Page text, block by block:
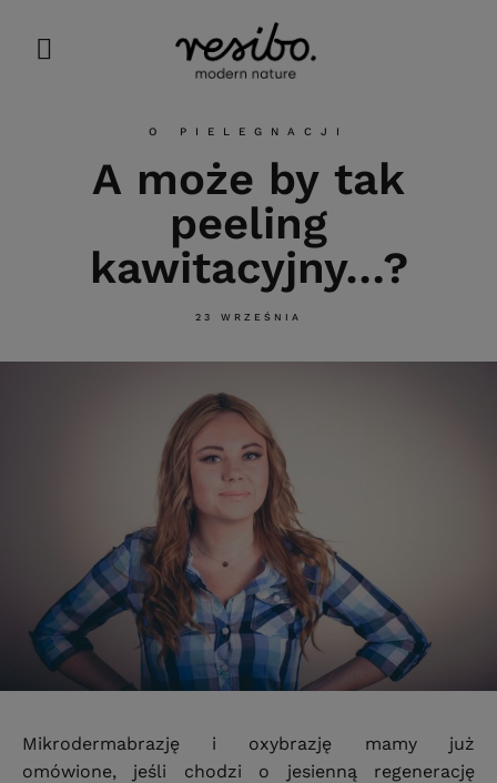
O PIELEGNACJI
A może by tak
peeling
kawitacyjny…?
23 WRZEŚNIA
Mikrodermabrazję i oxybrazję mamy już
omówione, jeśli chodzi o jesienną regenerację